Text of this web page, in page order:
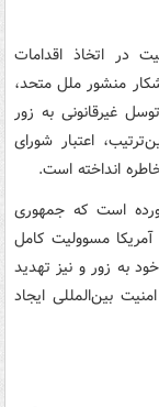
در اتخاذ اقدامات
منشور ملل متحد،
غیرقانونی به زور
اعتبار شورای
انداخته است.
است که جمهوری
آمریکا مسوولیت کامل
به زور و نیز تهدید
بین‌المللی ایجاد